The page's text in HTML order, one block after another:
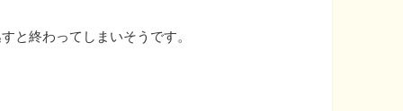
と終わってしまいそうです。